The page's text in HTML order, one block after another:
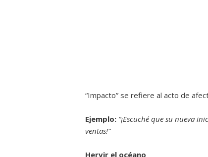
“Impacto” se refiere al acto de
Ejemplo: “¡Escuché que su nueva
ventas!”
Hervir el océano